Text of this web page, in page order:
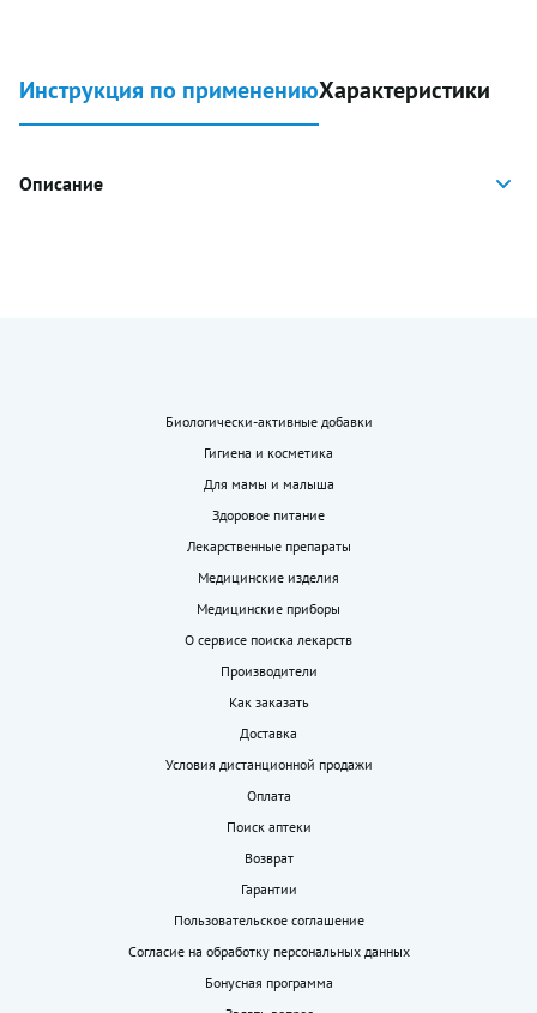
Инструкция по применениюХарактеристики
Описание
Биологически-активные добавки
Гигиена и косметика
Для мамы и малыша
Здоровое питание
Лекарственные препараты
Медицинские изделия
Медицинские приборы
О сервисе поиска лекарств
Производители
Как заказать
Доставка
Условия дистанционной продажи
Оплата
Поиск аптеки
Возврат
Гарантии
Пользовательское соглашение
Согласие на обработку персональных данных
Бонусная программа